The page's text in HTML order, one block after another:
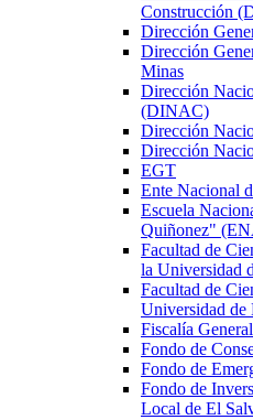
Construcción
Dirección
Dirección
Minas
Dirección
(DINAC)
Dirección
Dirección
EGT
Ente Nacional
Escuela
Quiñonez"
Facultad de
la Universidad
Facultad de
Universidad de
Fiscalía
Fondo de
Fondo de
Fondo de
Local de El